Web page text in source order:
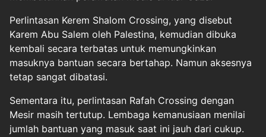
Perlintasan Kerem Shalom Crossing, yang disebut
Karem Abu Salem oleh Palestina, kemudian dibuka
kembali secara terbatas untuk memungkinkan
masuknya bantuan secara bertahap. Namun aksesnya
tetap sangat dibatasi.
Sementara itu, perlintasan Rafah Crossing dengan
Mesir masih tertutup. Lembaga kemanusiaan menilai
jumlah bantuan yang masuk saat ini jauh dari cukup.